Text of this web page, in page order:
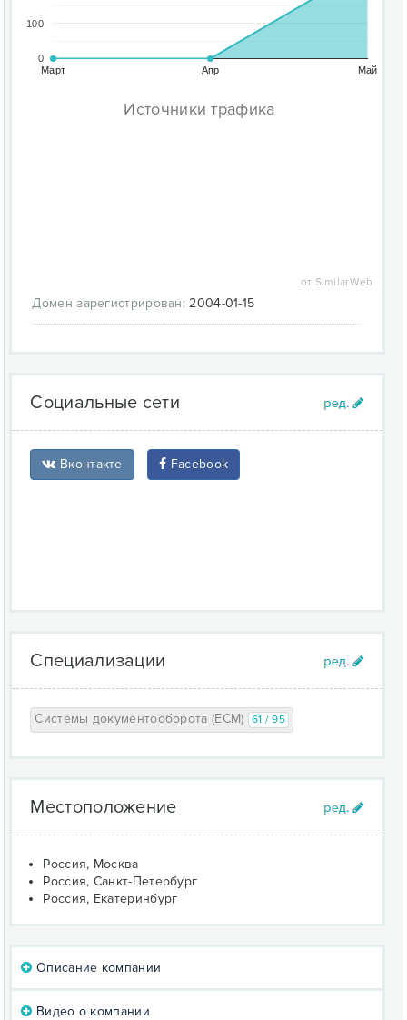
Март Апр Май
0
100
Источники трафика
от SimilarWeb
Домен зарегистрирован: 2004-01-15
Социальные сети
Вконтакте Facebook
Специализации
Системы документооборота (ECM) 61 / 95
Местоположение
Россия, Москва
Россия, Санкт-Петербург
Россия, Екатеринбург
Описание компании
Видео о компании